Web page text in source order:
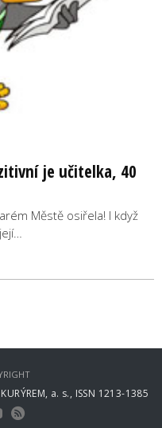
je učitelka, 40
Městě osiřela! I když
a. s., ISSN 1213-1385